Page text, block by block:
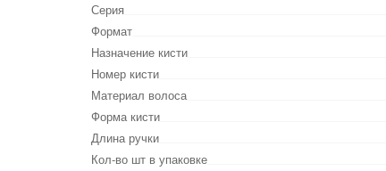
Серия
Формат
Назначение кисти
Номер кисти
Материал волоса
Форма кисти
Длина ручки
Кол-во шт в упаковке